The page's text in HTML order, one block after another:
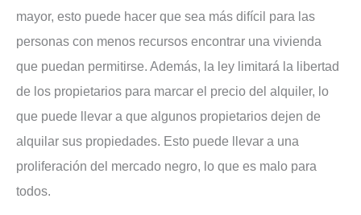
mayor, esto puede hacer que sea más difícil para las
personas con menos recursos encontrar una vivienda
que puedan permitirse. Además, la ley limitará la libertad
de los propietarios para marcar el precio del alquiler, lo
que puede llevar a que algunos propietarios dejen de
alquilar sus propiedades. Esto puede llevar a una
proliferación del mercado negro, lo que es malo para
todos.